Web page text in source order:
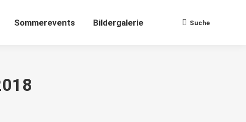
Sommerevents Bildergalerie Search:
Suche